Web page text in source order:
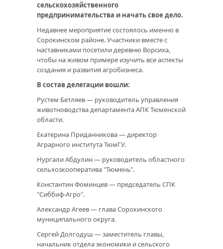
сельскохозяйственного
предпринимательства и начать свое дело.
Недавнее мероприятие состоялось именно в
Сорокинском районе. Участники вместе с
наставниками посетили деревню Ворсиха,
чтобы на живом примере изучить все аспекты
создания и развития агробизнеса.
В состав делегации вошли:
Рустем Бетляев — руководитель управления
животноводства департамента АПК Тюменской
области.
Екатерина Приданникова — директор
Аграрного института ТюмГУ.
Нургали Абдулин — руководитель областного
сельхозкооператива "Тюмень".
Константин Фоминцев — председатель СПК
"Сиббиф-Агро".
Александр Агеев — глава Сорокинского
муниципального округа.
Сергей Долгодуш — заместитель главы,
начальник отдела экономики и сельского